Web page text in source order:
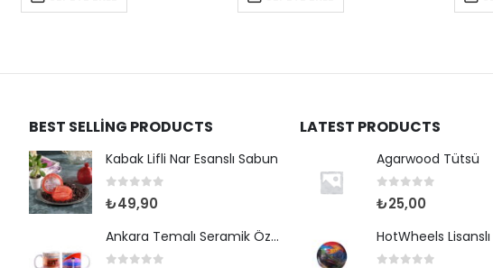
BEST SELLING PRODUCTS
Kabak Lifli Nar Esanslı Sabun
out of 5
₺49,90
Ankara Temalı Seramik Özel Baskılı Kupa 80*95mm
LATEST PRODUCTS
Agarwood Tütsü
out of 5
₺25,00